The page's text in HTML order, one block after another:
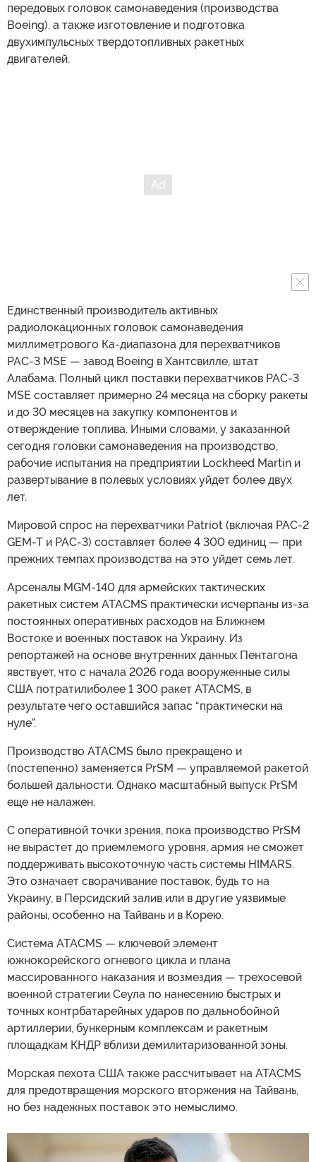
передовых головок самонаведения (производства
Boeing), а также изготовление и подготовка
двухимпульсных твердотопливных ракетных
двигателей.
Единственный производитель активных
радиолокационных головок самонаведения
миллиметрового Ка-диапазона для перехватчиков
PAC-3 MSE — завод Boeing в Хантсвилле, штат
Алабама. Полный цикл поставки перехватчиков PAC-3
MSE составляет примерно 24 месяца на сборку ракеты
и до 30 месяцев на закупку компонентов и
отверждение топлива. Иными словами, у заказанной
сегодня головки самонаведения на производство,
рабочие испытания на предприятии Lockheed Martin и
развертывание в полевых условиях уйдет более двух
лет.
Мировой спрос на перехватчики Patriot (включая PAC-2
GEM-T и PAC-3) составляет более 4 300 единиц — при
прежних темпах производства на это уйдет семь лет.
Арсеналы MGM-140 для армейских тактических
ракетных систем ATACMS практически исчерпаны из-за
постоянных оперативных расходов на Ближнем
Востоке и военных поставок на Украину. Из
репортажей на основе внутренних данных Пентагона
явствует, что с начала 2026 года вооруженные силы
США потратилиболее 1 300 ракет ATACMS, в
результате чего оставшийся запас “практически на
нуле”.
Производство ATACMS было прекращено и
(постепенно) заменяется PrSM — управляемой ракетой
большей дальности. Однако масштабный выпуск PrSM
еще не налажен.
С оперативной точки зрения, пока производство PrSM
не вырастет до приемлемого уровня, армия не сможет
поддерживать высокоточную часть системы HIMARS.
Это означает сворачивание поставок, будь то на
Украину, в Персидский залив или в другие уязвимые
районы, особенно на Тайвань и в Корею.
Система ATACMS — ключевой элемент
южнокорейского огневого цикла и плана
массированного наказания и возмездия — трехосевой
военной стратегии Сеула по нанесению быстрых и
точных контрбатарейных ударов по дальнобойной
артиллерии, бункерным комплексам и ракетным
площадкам КНДР вблизи демилитаризованной зоны.
Морская пехота США также рассчитывает на ATACMS
для предотвращения морского вторжения на Тайвань,
но без надежных поставок это немыслимо.